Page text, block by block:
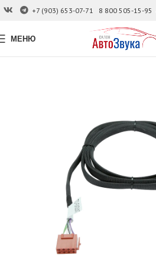
+7 (903) 653-07-71 8 800 505-15-95
МЕНЮ